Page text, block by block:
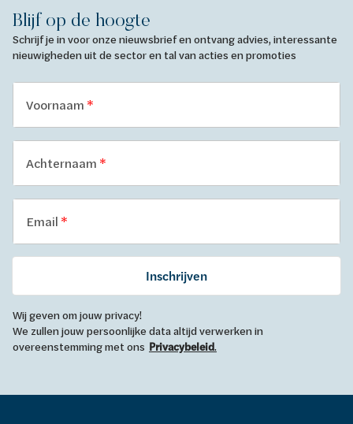
Blijf op de hoogte
Schrijf je in voor onze nieuwsbrief en ontvang advies, interessante
nieuwigheden uit de sector en tal van acties en promoties
Voornaam
Achternaam
Email
Inschrijven
Wij geven om jouw privacy!
We zullen jouw persoonlijke data altijd verwerken in
overeenstemming met ons Privacybeleid.